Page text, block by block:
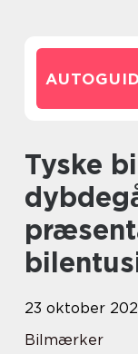
Tyske bilmærker: En
23 oktober
Bilmærker